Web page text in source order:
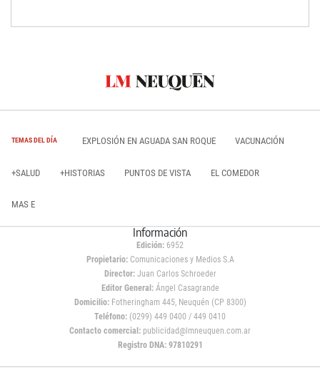
TEMAS DEL DÍA EXPLOSIÓN EN AGUADA SAN ROQUE VACUNACIÓN
+SALUD +HISTORIAS PUNTOS DE VISTA EL COMEDOR
MAS E
Información
Edición: 6952
Propietario:Comunicaciones y Medios S.A
Director: Juan Carlos Schroeder
Editor General:Ángel Casagrande
Domicilio:Fotheringham 445, Neuquén (CP 8300)
Teléfono: (0299) 449 0400 / 449 0410
Contacto comercial: publicidad@lmneuquen.com.ar
Registro DNA: 97810291